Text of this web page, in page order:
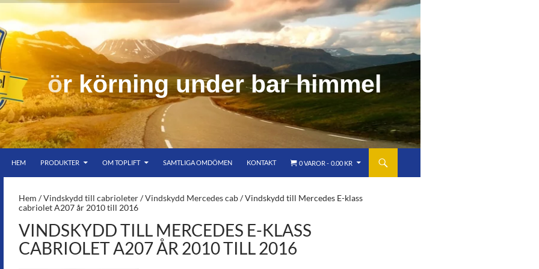
nder bar himmel
bar himmel
HEM
PRODUKTER OM TOPLIFT SAMTLIGA OMDÖMEN KONTAKT 0 VAROR 0.00 KR
Hem /Vindskydd till cabrioleter/Vindskydd Mercedes cab/ Vindskydd till Mercedes E-klass
cabriolet A207 år 2010 till 2016
VINDSKYDD TILL MERCEDES E-KLASS
CABRIOLET A207 ÅR 2010 TILL 2016